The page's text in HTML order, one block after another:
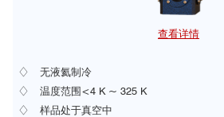
查看详情
♢ 无液氦制冷
♢ 温度范围<4 K ~ 325 K
♢ 样品处于真空中